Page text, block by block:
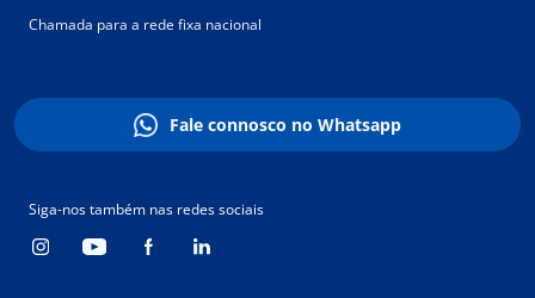
Chamada para a rede fixa nacional
Fale connosco no Whatsapp
Siga-nos também nas redes sociais